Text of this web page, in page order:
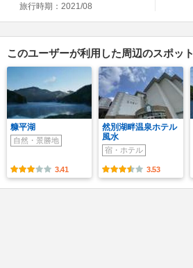
旅行時期：2021/08
このユーザーが利用した周辺のスポット
糠平湖
自然・景勝地
3.41
然別湖畔温泉ホテル
風水
宿・ホテル
3.53